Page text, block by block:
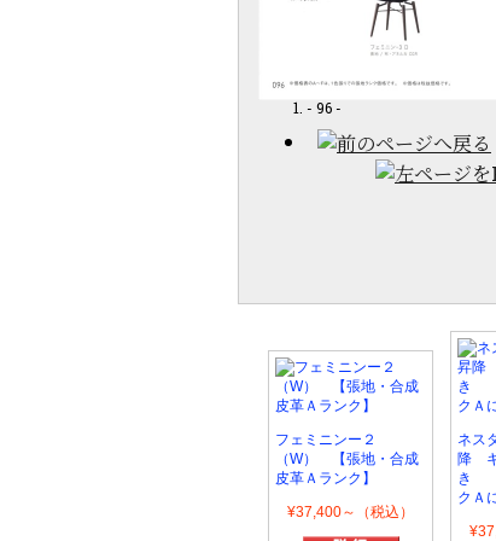
- 96 -
フェミニンー２
（W） 【張地・合成
皮革Ａランク】
¥37,400～（税込）
ネス
降
き
クＡ